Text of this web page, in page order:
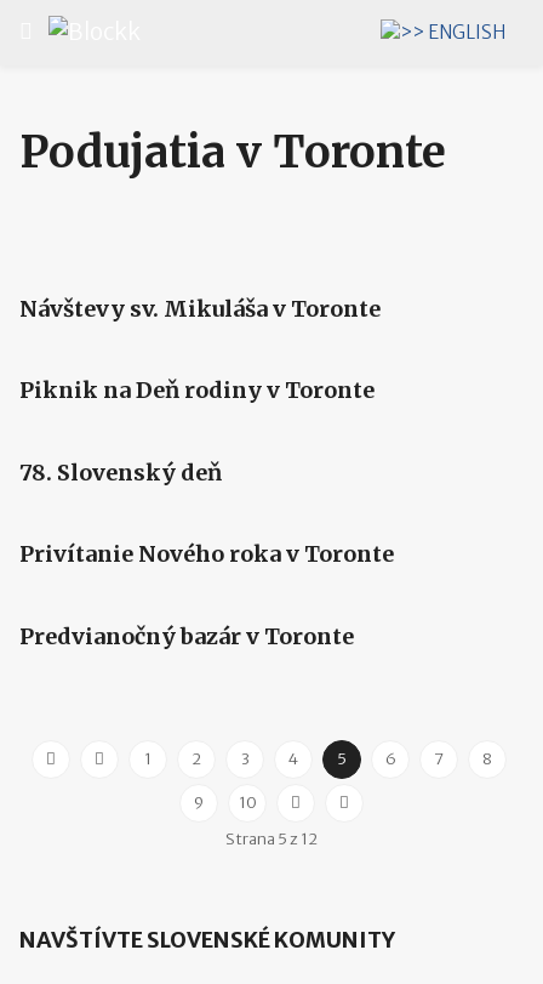
Vyberte váš jazyk
Podujatia v Toronte
Návštevy sv. Mikuláša v Toronte
Piknik na Deň rodiny v Toronte
78. Slovenský deň
Privítanie Nového roka v Toronte
Predvianočný bazár v Toronte
1 2 3 4 5 6 7 8
9
10
Strana 5 z 12
NAVŠTÍVTE SLOVENSKÉ KOMUNITY